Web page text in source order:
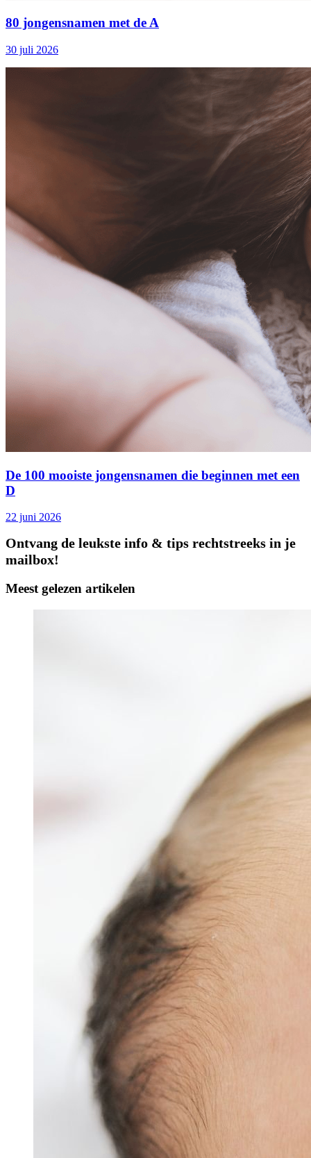
80 jongensnamen met de A
30 juli 2026
De 100 mooiste jongensnamen die beginnen met een
D
22 juni 2026
Ontvang de leukste info & tips rechtstreeks in je
mailbox!
Meest gelezen artikelen